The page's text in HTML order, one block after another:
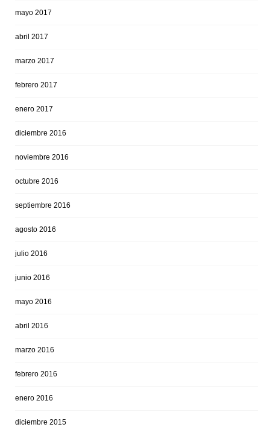
mayo 2017
abril 2017
marzo 2017
febrero 2017
enero 2017
diciembre 2016
noviembre 2016
octubre 2016
septiembre 2016
agosto 2016
julio 2016
junio 2016
mayo 2016
abril 2016
marzo 2016
febrero 2016
enero 2016
diciembre 2015